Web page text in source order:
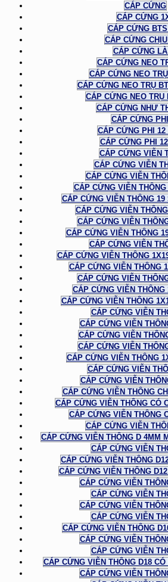
CÁP CỨNG
CÁP CỨNG
CÁP CỨNG
CÁP CỨNG
CÁP CỨNG
CÁP CỨNG NEO
CÁP CỨNG NEO
CÁP CỨNG NEO TRỤ
CÁP CỨNG NEO TRỤ
CÁP CỨNG NHƯ
CÁP CỨNG
CÁP CỨNG PHI 12
CÁP CỨNG PHI
CÁP CỨNG VIỄN
CÁP CỨNG VIỄN
CÁP CỨNG VIỄN
CÁP CỨNG VIỄN
CÁP CỨNG VIỄN THÔNG
CÁP CỨNG VIỄN
CÁP CỨNG VIỄN
CÁP CỨNG VIỄN THÔNG
CÁP CỨNG VIỄN
CÁP CỨNG VIỄN THÔNG
CÁP CỨNG VIỄN THÔNG
CÁP CỨNG VIỄN
CÁP CỨNG VIỄN THÔNG
CÁP CỨNG VIỄN THÔNG
CÁP CỨNG VIỄN
CÁP CỨNG VIỄN
CÁP CỨNG VIỄN
CÁP CỨNG VIỄN
CÁP CỨNG VIỄN THÔNG
CÁP CỨNG VIỄN
CÁP CỨNG VIỄN
CÁP CỨNG VIỄN THÔNG
CÁP CỨNG VIỄN THÔNG CÓ
CÁP CỨNG VIỄN THÔNG
CÁP CỨNG VIỄN
CÁP CỨNG VIỄN THÔNG D 4MM
CÁP CỨNG VIỄN
CÁP CỨNG VIỄN THÔNG
CÁP CỨNG VIỄN THÔNG
CÁP CỨNG VIỄN
CÁP CỨNG VIỄN
CÁP CỨNG VIỄN
CÁP CỨNG VIỄN
CÁP CỨNG VIỄN THÔNG
CÁP CỨNG VIỄN
CÁP CỨNG VIỄN
CÁP CỨNG VIỄN THÔNG D18
CÁP CỨNG VIỄN